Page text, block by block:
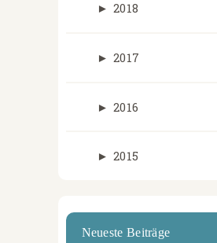
► 2018
► 2017
► 2016
► 2015
Neueste Beiträge